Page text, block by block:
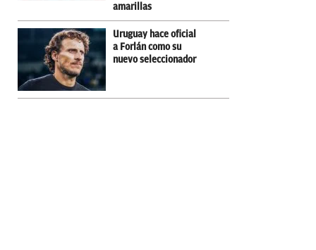
amarillas
Uruguay hace oficial
a Forlán como su
nuevo seleccionador